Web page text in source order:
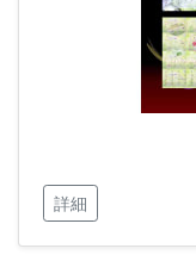
詳細